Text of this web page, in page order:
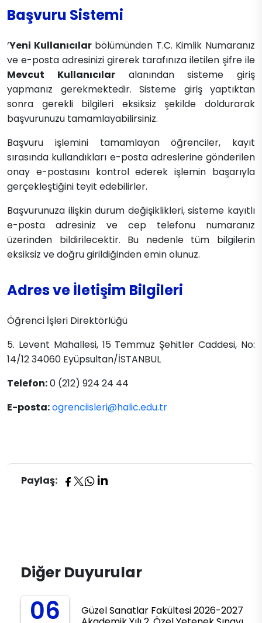
Başvuru Sistemi
‘Yeni Kullanıcılarbölümünden T.C. Kimlik Numaranız
ve e-posta adresinizi girerek tarafınıza iletilen şifre ile
Mevcut Kullanıcılaralanından sisteme giriş
yapmanız gerekmektedir. Sisteme giriş yaptıktan
sonra gerekli bilgileri eksiksiz şekilde doldurarak
başvurunuzu tamamlayabilirsiniz.
Başvuru işlemini tamamlayan öğrenciler, kayıt
sırasında kullandıkları e-posta adreslerine gönderilen
onay e-postasını kontrol ederek işlemin başarıyla
gerçekleştiğini teyit edebilirler.
Başvurunuza ilişkin durum değişiklikleri, sisteme kayıtlı
e-posta adresiniz ve cep telefonu numaranız
üzerinden bildirilecektir. Bu nedenle tüm bilgilerin
eksiksiz ve doğru girildiğinden emin olunuz.
Adres ve İletişim Bilgileri
Öğrenci İşleri Direktörlüğü
5. Levent Mahallesi, 15 Temmuz Şehitler Caddesi, No:
14/12 34060 Eyüpsultan/İSTANBUL
Telefon:0 (212) 924 24 44
E-posta:ogrenciisleri@halic.edu.tr
Paylaş:
Diğer Duyurular
06
Güzel Sanatlar Fakültesi 2026-2027